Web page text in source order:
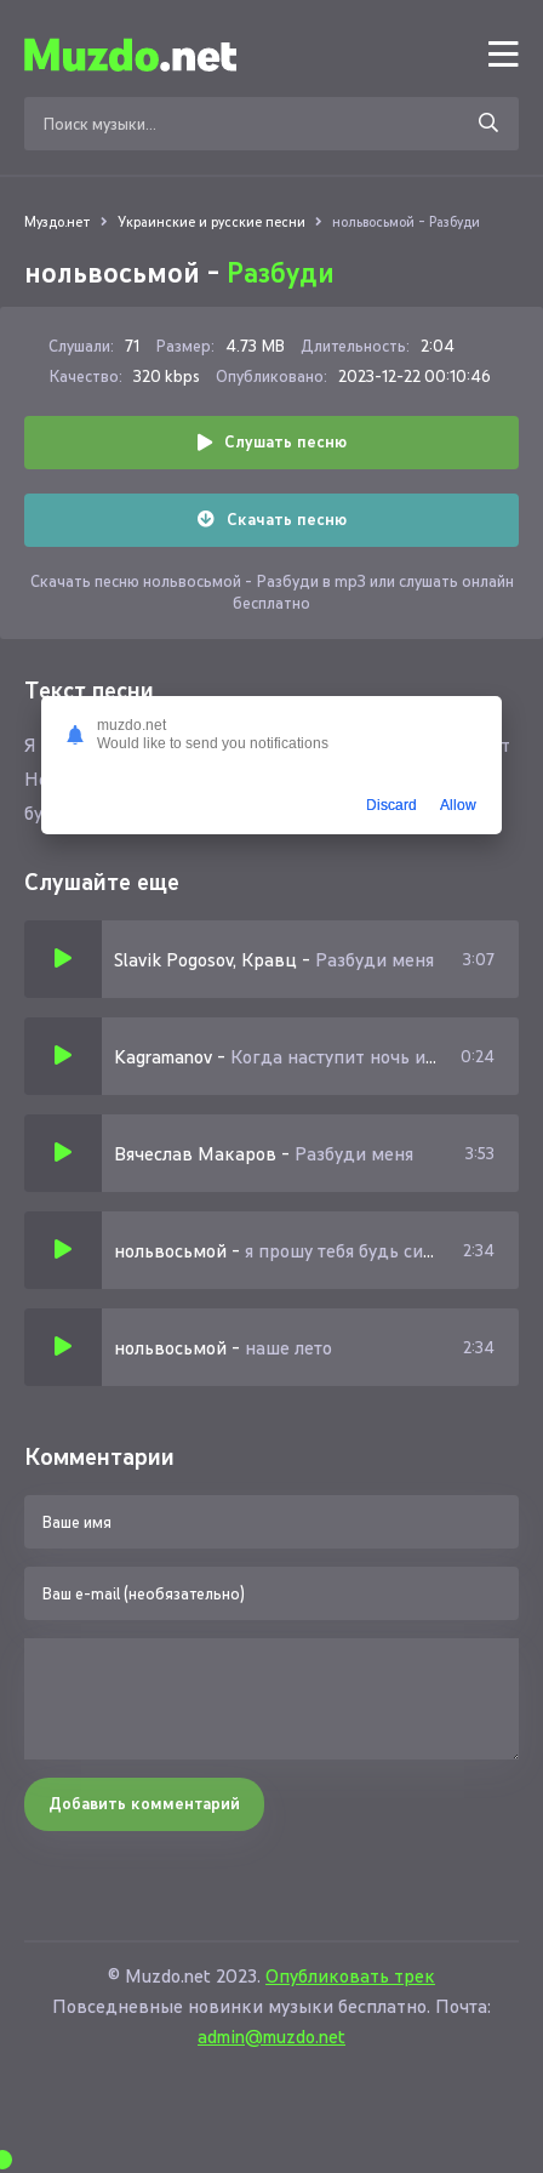
Муздо.нет Украинские и русские песни нольвосьмой - Разбуди
нольвосьмой - Разбуди
Слушали: 71 Размер: 4.73 MB Длительность: 2:04
Качество: 320 kbps Опубликовано: 2023-12-22 00:10:46
Слушать песню
Скачать песню
Скачать песню нольвосьмой - Разбуди в mp3 или слушать онлайн
бесплатно
Текст песни
Я признался тебе в любви, без надежды получить ответ
Но ты разбуди, когда наступит тот момент, где вместе
будем
Слушайте еще
Slavik Pogosov, Кравц - Разбуди меня 3:07
Kagramanov - Когда наступит ночь и раздает дыхание 0:24
Вячеслав Макаров - Разбуди меня 3:53
нольвосьмой - я прошу тебя будь сильной 2:34
нольвосьмой - наше лето 2:34
Комментарии
Добавить комментарий
© Muzdo.net 2023. Опубликовать трек
Повседневные новинки музыки бесплатно. Почта:
admin@muzdo.net
muzdo.net
Would like to send you notifications
Discard Allow